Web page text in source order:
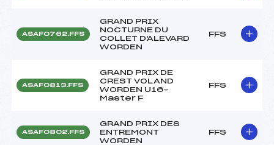
ASAF0762.FFS
GRAND PRIX
NOCTURNE DU
COLLET D'ALEVARD
WORDEN
FFS
ASAF0813.FFS
GRAND PRIX DE
CREST VOLAND
WORDEN U16-
Master F
FFS
ASAF0802.FFS
GRAND PRIX DES
ENTREMONT
WORDEN
FFS